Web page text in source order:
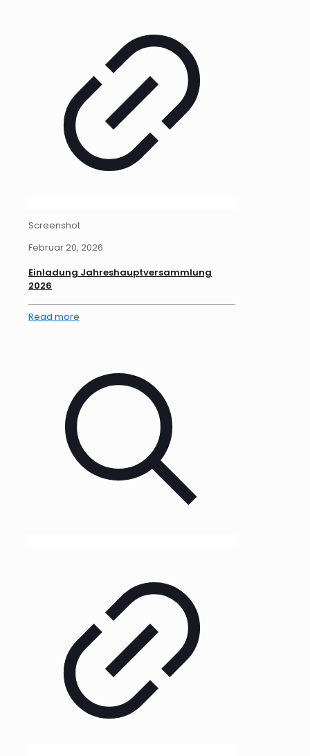
Screenshot
Februar 20, 2026
Einladung Jahreshauptversammlung
2026
Read more